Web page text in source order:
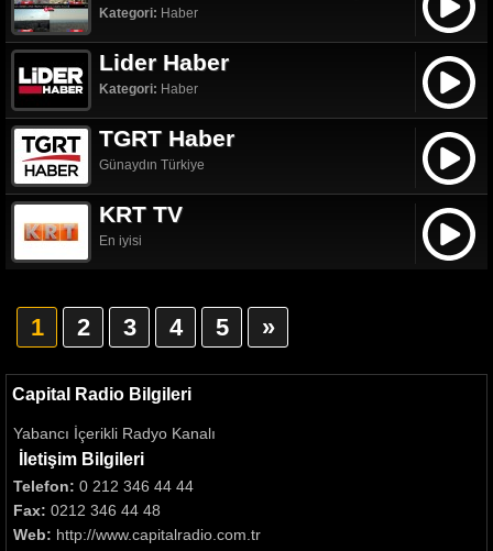
Kategori: Haber
Lider Haber
Kategori: Haber
TGRT Haber
Günaydın Türkiye
KRT TV
En iyisi
1 2 3 4 5 »
Capital Radio Bilgileri
Yabancı İçerikli Radyo Kanalı
İletişim Bilgileri
Telefon: 0 212 346 44 44
Fax: 0212 346 44 48
Web: http://www.capitalradio.com.tr